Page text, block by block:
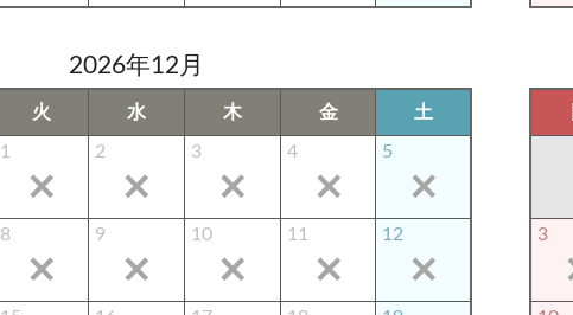
2026年12月
火 水 木 金 土
1 2 3 4 5
8 9 10 11 12 3